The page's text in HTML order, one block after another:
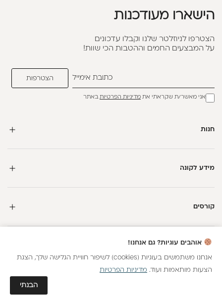
הישארו מעודכנות
הצטרפו לניוזלטר שלנו וקבלו עדכונים
על המבצעים החמים וההטבות הכי שוות!
אני מאשר/ת שקראתי את מדיניות הפרטיותבאתר
חנות
מידע לקונה
קורסים
כל הזכויות שמורות
אוהבים עוגיות? גם אנחנו!
אנחנו משתמשים בעוגיות (cookies) לשיפור חוויית הגלישה שלך, הצגת
הצעות מותאמות ועוד. מדיניות הפרטיות
הבנתי